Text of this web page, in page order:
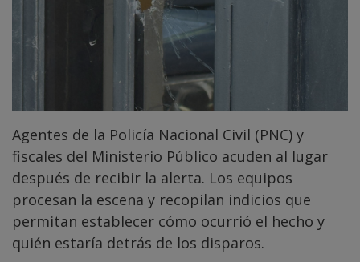
Agentes de la Policía Nacional Civil (PNC) y
fiscales del Ministerio Público acuden al lugar
después de recibir la alerta. Los equipos
procesan la escena y recopilan indicios que
permitan establecer cómo ocurrió el hecho y
quién estaría detrás de los disparos.